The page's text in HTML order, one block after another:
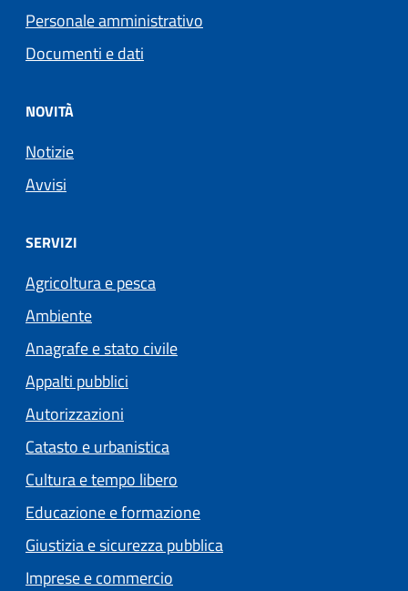
Personale amministrativo
Documenti e dati
NOVITÀ
Notizie
Avvisi
SERVIZI
Agricoltura e pesca
Ambiente
Anagrafe e stato civile
Appalti pubblici
Autorizzazioni
Catasto e urbanistica
Cultura e tempo libero
Educazione e formazione
Giustizia e sicurezza pubblica
Imprese e commercio